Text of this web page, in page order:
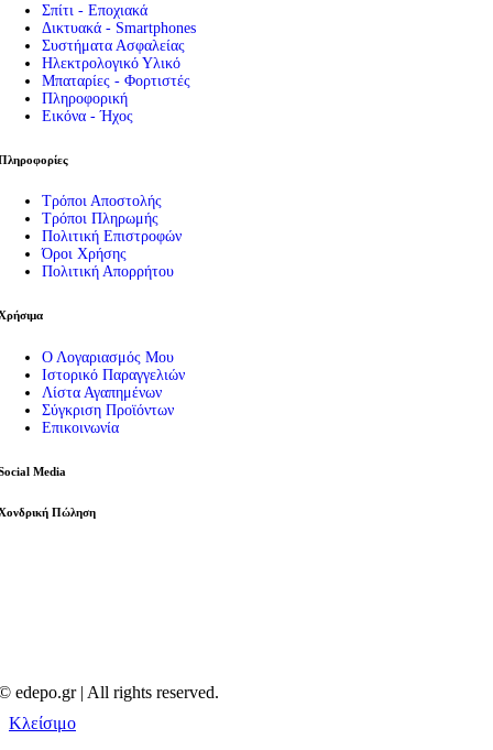
Σπίτι - Εποχιακά
Δικτυακά - Smartphones
Συστήματα Ασφαλείας
Ηλεκτρολογικό Υλικό
Μπαταρίες - Φορτιστές
Πληροφορική
Εικόνα - Ήχος
Τρόποι Αποστολής
Τρόποι Πληρωμής
Πολιτική Επιστροφών
Όροι Χρήσης
Πολιτική Απορρήτου
Ο Λογαριασμός Μου
Ιστορικό Παραγγελιών
Λίστα Αγαπημένων
Σύγκριση Προϊόντων
Επικοινωνία
Media
Πώληση
edepo.gr | All rights reserved.
Κλείσιμο